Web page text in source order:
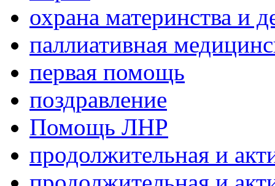
охрана материнства и
паллиативная
первая помощь
поздравление
Помощь ЛНР
продолжительная и